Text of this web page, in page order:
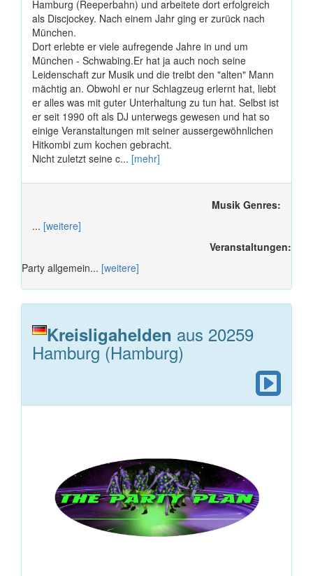
Hamburg (Reeperbahn) und arbeitete dort erfolgreich
als Discjockey. Nach einem Jahr ging er zurück nach
München.
Dort erlebte er viele aufregende Jahre in und um
München - Schwabing.Er hat ja auch noch seine
Leidenschaft zur Musik und die treibt den "alten" Mann
mächtig an. Obwohl er nur Schlagzeug erlernt hat, liebt
er alles was mit guter Unterhaltung zu tun hat. Selbst ist
er seit 1990 oft als DJ unterwegs gewesen und hat so
einige Veranstaltungen mit seiner aussergewöhnlichen
Hitkombi zum kochen gebracht.
Nicht zuletzt seine c... [mehr]
Musik Genres:
... [weitere]
Veranstaltungen:
Party allgemein... [weitere]
Kreisligahelden aus 20259
Hamburg (Hamburg)